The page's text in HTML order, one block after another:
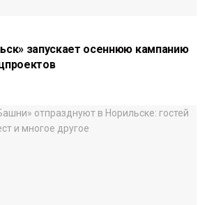
запускает осеннюю кампанию